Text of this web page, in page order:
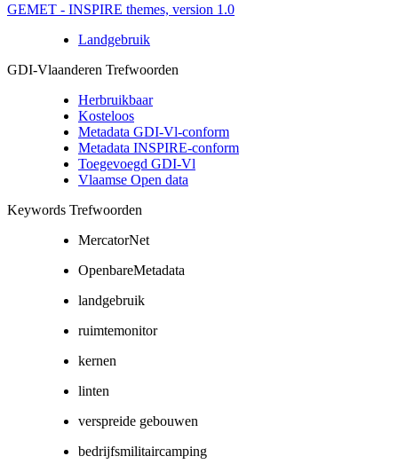
GEMET - INSPIRE themes, version 1.0
Landgebruik
GDI-Vlaanderen Trefwoorden
Herbruikbaar
Kosteloos
Metadata GDI-Vl-conform
Metadata INSPIRE-conform
Toegevoegd GDI-Vl
Vlaamse Open data
Keywords Trefwoorden
MercatorNet
OpenbareMetadata
landgebruik
ruimtemonitor
kernen
linten
verspreide gebouwen
bedrijfsmilitaircamping